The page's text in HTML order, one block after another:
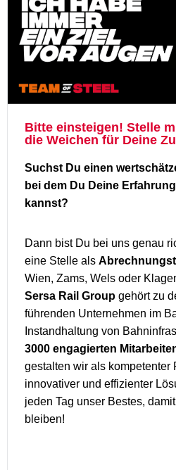
Bitte einsteigen! Stelle
die Weichen für Deine
Suchst Du einen
bei dem Du Deine
kannst?
Dann bist Du bei uns genau
eine Stelle als
Wien, Zams, Wels oder
Sersa Rail Group gehört zu
führenden Unternehmen im
Instandhaltung von
3000 engagierten
gestalten wir als kompetenter
innovativer und effizienter
jeden Tag unser Bestes,
bleiben!